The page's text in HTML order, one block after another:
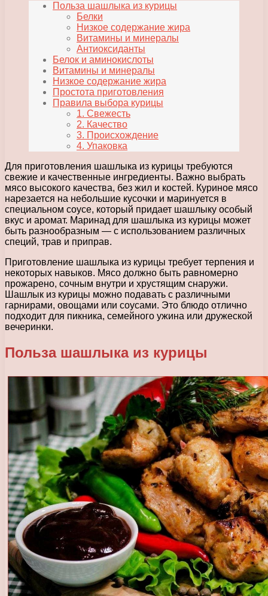
Польза шашлыка из курицы
Белки
Низкое содержание жира
Витамины и минералы
Антиоксиданты
Белок и аминокислоты
Витамины и минералы
Низкое содержание жира
Простота приготовления
Правила выбора курицы
1. Свежесть
2. Качество
3. Происхождение
4. Упаковка
Для приготовления шашлыка из курицы требуются
свежие и качественные ингредиенты. Важно выбрать
мясо высокого качества, без жил и костей. Куриное мясо
нарезается на небольшие кусочки и маринуется в
специальном соусе, который придает шашлыку особый
вкус и аромат. Маринад для шашлыка из курицы может
быть разнообразным — с использованием различных
специй, трав и приправ.
Приготовление шашлыка из курицы требует терпения и
некоторых навыков. Мясо должно быть равномерно
прожарено, сочным внутри и хрустящим снаружи.
Шашлык из курицы можно подавать с различными
гарнирами, овощами или соусами. Это блюдо отлично
подходит для пикника, семейного ужина или дружеской
вечеринки.
Польза шашлыка из курицы